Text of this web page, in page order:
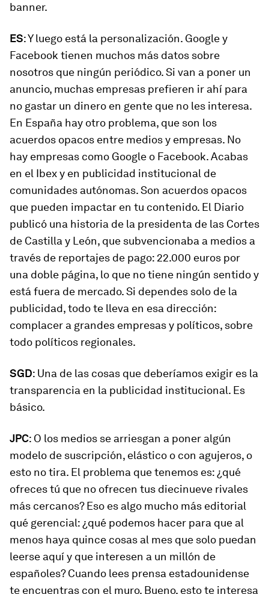
banner.
ES: Y luego está la personalización. Google y
Facebook tienen muchos más datos sobre
nosotros que ningún periódico. Si van a poner un
anuncio, muchas empresas prefieren ir ahí para
no gastar un dinero en gente que no les interesa.
En España hay otro problema, que son los
acuerdos opacos entre medios y empresas. No
hay empresas como Google o Facebook. Acabas
en el Ibex y en publicidad institucional de
comunidades autónomas. Son acuerdos opacos
que pueden impactar en tu contenido. El Diario
publicó una historia de la presidenta de las Cortes
de Castilla y León, que subvencionaba a medios a
través de reportajes de pago: 22.000 euros por
una doble página, lo que no tiene ningún sentido y
está fuera de mercado. Si dependes solo de la
publicidad, todo te lleva en esa dirección:
complacer a grandes empresas y políticos, sobre
todo políticos regionales.
SGD: Una de las cosas que deberíamos exigir es la
transparencia en la publicidad institucional. Es
básico.
JPC: O los medios se arriesgan a poner algún
modelo de suscripción, elástico o con agujeros, o
esto no tira. El problema que tenemos es: ¿qué
ofreces tú que no ofrecen tus diecinueve rivales
más cercanos? Eso es algo mucho más editorial
qué gerencial: ¿qué podemos hacer para que al
menos haya quince cosas al mes que solo puedan
leerse aquí y que interesen a un millón de
españoles? Cuando lees prensa estadounidense
te encuentras con el muro. Bueno, esto te interesa